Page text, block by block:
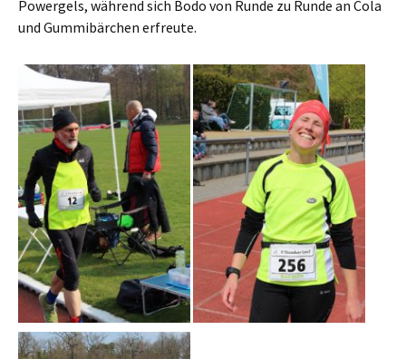
Powergels, während sich Bodo von Runde zu Runde an Cola
und Gummibärchen erfreute.